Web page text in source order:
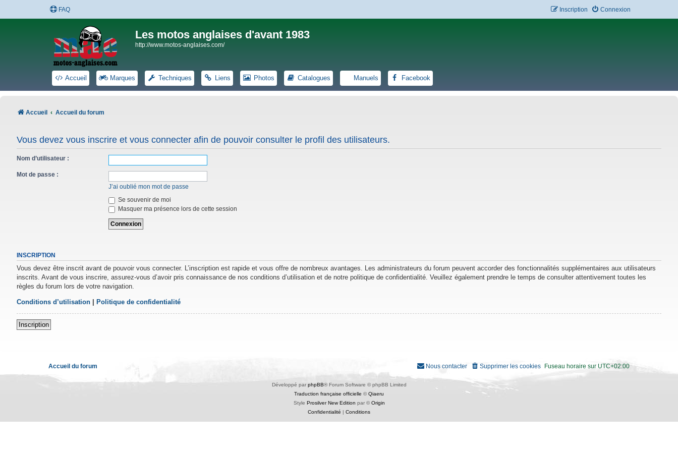
FAQ Connexion
Inscription
Les motos anglaises d'avant 1983
http://www.motos-anglaises.com/
Accueil Marques Techniques Liens Photos Catalogues Manuels Facebook
Accueil Accueil du forum
Vous devez vous inscrire et vous connecter afin de pouvoir consulter le profil des utilisateurs.
Nom d’utilisateur :
Mot de passe :
J’ai oublié mon mot de passe
Se souvenir de moi
Masquer ma présence lors de cette session
INSCRIPTION
Vous devez être inscrit avant de pouvoir vous connecter. L’inscription est rapide et vous offre de nombreux avantages. Les administrateurs du forum peuvent accorder des fonctionnalités supplémentaires aux utilisateurs
inscrits. Avant de vous inscrire, assurez-vous d’avoir pris connaissance de nos conditions d’utilisation et de notre politique de confidentialité. Veuillez également prendre le temps de consulter attentivement toutes les
règles du forum lors de votre navigation.
Conditions d’utilisation Politique de confidentialité
Inscription
Accueil du forum Fuseau horaire sur UTC+02:00
Supprimer les cookies
Nous contacter
Développé par phpBB® Forum Software © phpBB Limited
Traduction française officielle ©Qiaeru
Style Prosilver New Edition par ©Origin
Confidentialité
Conditions